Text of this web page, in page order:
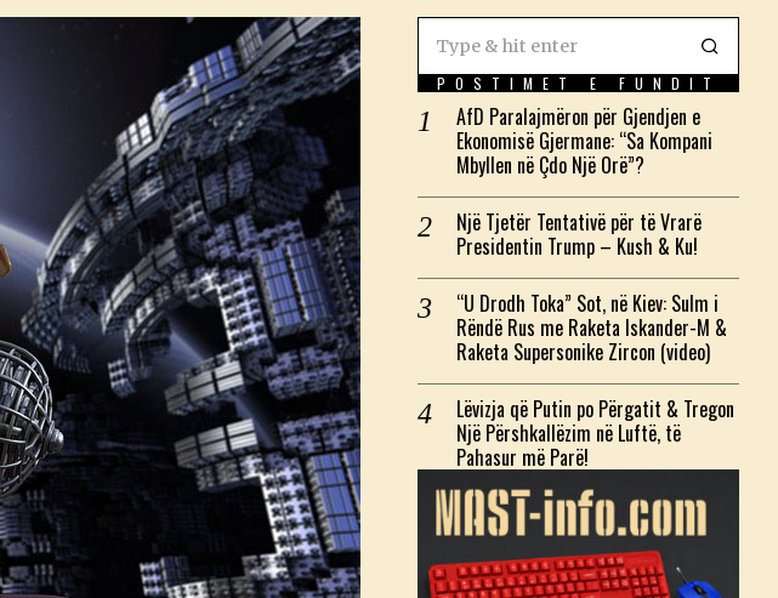
POSTIMET E FUNDIT
AfD Paralajmëron për Gjendjen e
Ekonomisë Gjermane: “Sa Kompani
Mbyllen në Çdo Një Orë”?
Një Tjetër Tentativë për të Vrarë
Presidentin Trump – Kush & Ku!
“U Drodh Toka” Sot, në Kiev: Sulm i
Rëndë Rus me Raketa Iskander-M &
Raketa Supersonike Zircon (video)
Lëvizja që Putin po Përgatit & Tregon
Një Përshkallëzim në Luftë, të
Pahasur më Parë!